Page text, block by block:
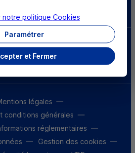
proche et profitez ensemble
offre
légales
conditions générales
réglementaires
Gestion des cookies
et Fermer
Paramétrer
notre politique Cookies